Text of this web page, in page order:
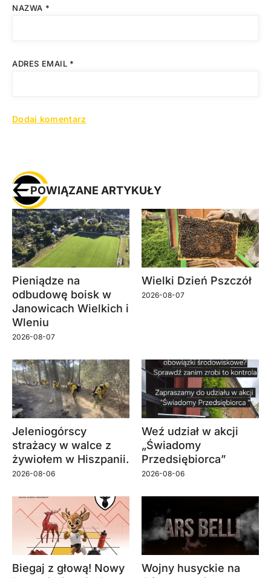
NAZWA *
ADRES EMAIL *
POWIĄZANE ARTYKUŁY
Pieniądze na
odbudowę boisk w
Janowicach Wielkich i
Wleniu
2026-08-07
Wielki Dzień Pszczół
2026-08-07
Jeleniogórscy
strażacy w walce z
żywiołem w Hiszpanii.
2026-08-06
Weź udział w akcji
„Świadomy
Przedsiębiorca”
2026-08-06
Biegaj z głową! Nowy
Wojny husyckie na